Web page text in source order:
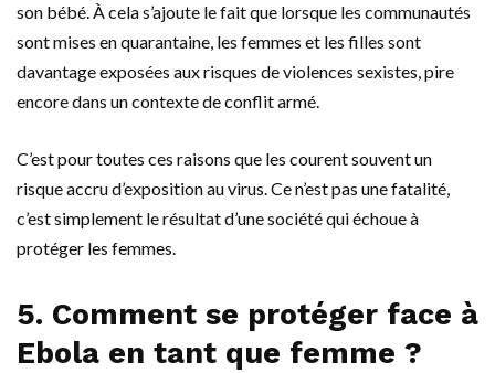
son bébé. À cela s’ajoute le fait que lorsque les communautés
sont mises en quarantaine, les femmes et les filles sont
davantage exposées aux risques de violences sexistes, pire
encore dans un contexte de conflit armé.
C’est pour toutes ces raisons que les courent souvent un
risque accru d’exposition au virus. Ce n’est pas une fatalité,
c’est simplement le résultat d’une société qui échoue à
protéger les femmes.
5. Comment se protéger face à
Ebola en tant que femme ?